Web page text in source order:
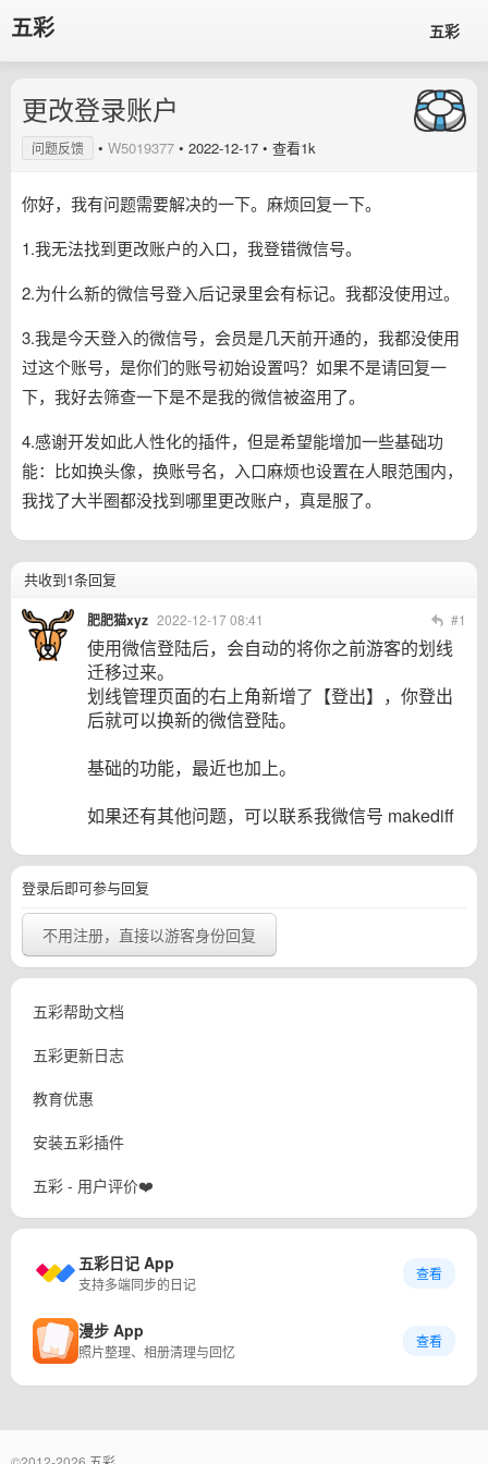
五彩 五彩
更改登录账户
问题反馈 • W5019377 • 2022-12-17 • 查看1k
你好，我有问题需要解决的一下。麻烦回复一下。
1.我无法找到更改账户的入口，我登错微信号。
2.为什么新的微信号登入后记录里会有标记。我都没使用过。
3.我是今天登入的微信号，会员是几天前开通的，我都没使用
过这个账号，是你们的账号初始设置吗？如果不是请回复一
下，我好去筛查一下是不是我的微信被盗用了。
4.感谢开发如此人性化的插件，但是希望能增加一些基础功
能：比如换头像，换账号名，入口麻烦也设置在人眼范围内，
我找了大半圈都没找到哪里更改账户，真是服了。
共收到1条回复
肥肥猫xyz 2022-12-17 08:41 #1
使用微信登陆后，会自动的将你之前游客的划线
迁移过来。
划线管理页面的右上角新增了【登出】，你登出
后就可以换新的微信登陆。
基础的功能，最近也加上。
如果还有其他问题，可以联系我微信号 makediff
登录后即可参与回复
不用注册，直接以游客身份回复
五彩帮助文档
五彩更新日志
教育优惠
安装五彩插件
五彩 - 用户评价❤️
五彩日记 App
支持多端同步的日记
查看
漫步 App
照片整理、相册清理与回忆
查看